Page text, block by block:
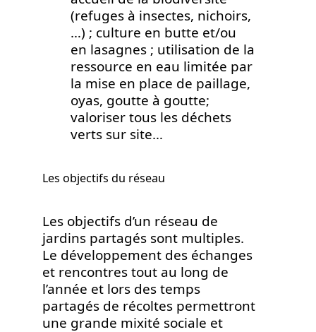
(refuges à insectes, nichoirs,
…) ; culture en butte et/ou
en lasagnes ; utilisation de la
ressource en eau limitée par
la mise en place de paillage,
oyas, goutte à goutte;
valoriser tous les déchets
verts sur site…
Les objectifs du réseau
Les objectifs d’un réseau de
jardins partagés sont multiples.
Le développement des échanges
et rencontres tout au long de
l’année et lors des temps
partagés de récoltes permettront
une grande mixité sociale et